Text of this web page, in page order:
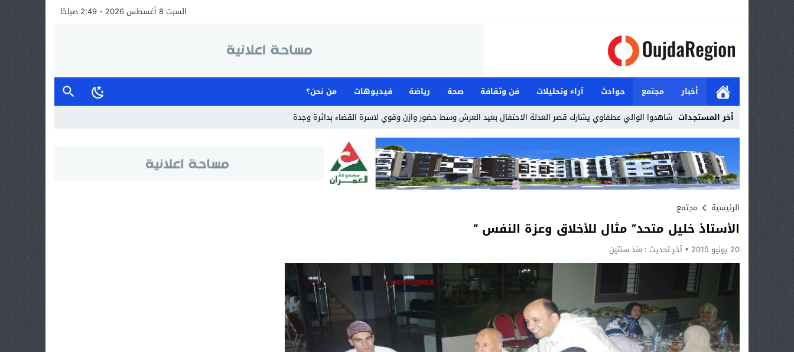
السبت 8 أغسطس 2026 - 2:49 صباحًا
أخبار مجتمع حوادث آراء وتحليلات فن وثقافة صحة رياضة فيديوهات
من نحن؟
أخر المستجدات شاهدوا الوالي عطفاوي يشارك قصر العدلة الاحتفال بعيد العرش وسط حضور وازن وقوي لاسرة القضاء بدائرة وجدة
Stop
Previous
Next
الرئيسية
مجتمع
الأستاذ خليل متحد” مثال للأخلاق وعزة النفس “
20 يونيو 2015 آخر تحديث : منذ سنتين